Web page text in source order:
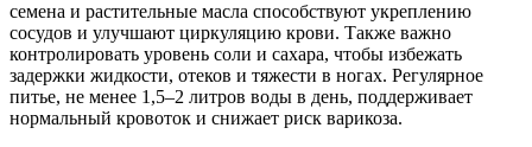
семена и растительные масла способствуют укреплению
сосудов и улучшают циркуляцию крови. Также важно
контролировать уровень соли и сахара, чтобы избежать
задержки жидкости, отеков и тяжести в ногах. Регулярное
питье, не менее 1,5–2 литров воды в день, поддерживает
нормальный кровоток и снижает риск варикоза.